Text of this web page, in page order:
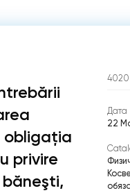
obligaţia
privire
4020
Дата
22